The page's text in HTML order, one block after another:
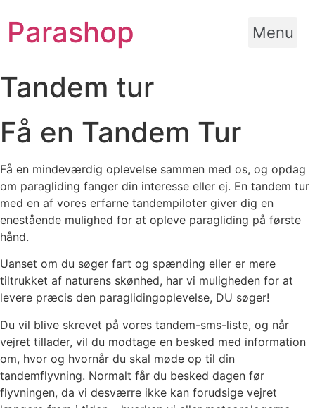
til
indhold
Parashop Menu
Tandem tur
Få en Tandem Tur
Få en mindeværdig oplevelse sammen med os, og opdag
om paragliding fanger din interesse eller ej. En tandem tur
med en af vores erfarne tandempiloter giver dig en
enestående mulighed for at opleve paragliding på første
hånd.
Uanset om du søger fart og spænding eller er mere
tiltrukket af naturens skønhed, har vi muligheden for at
levere præcis den paraglidingoplevelse, DU søger!
Du vil blive skrevet på vores tandem-sms-liste, og når
vejret tillader, vil du modtage en besked med information
om, hvor og hvornår du skal møde op til din
tandemflyvning. Normalt får du besked dagen før
flyvningen, da vi desværre ikke kan forudsige vejret